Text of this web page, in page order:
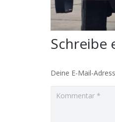
Schreibe
Deine E-Mail-